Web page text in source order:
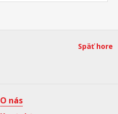
Späť hore
O nás